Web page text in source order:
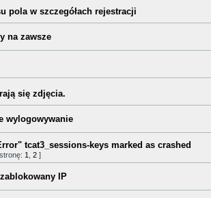
pola w szczegółach rejestracji
na zawsze
się zdjęcia.
wylogowywanie
tcat3_sessions-keys marked as crashed
1 2 ]
IP